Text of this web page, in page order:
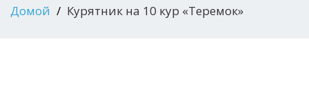
Домой Курятник на 10 кур «Теремок»